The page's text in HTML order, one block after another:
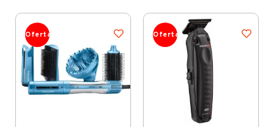
Oferta Oferta